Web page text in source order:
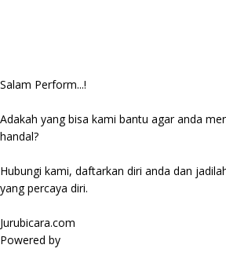
Salam Perform...!
Adakah yang bisa kami bantu agar anda
handal?
Hubungi kami, daftarkan diri anda dan
yang percaya diri.
Jurubicara.com
Powered by